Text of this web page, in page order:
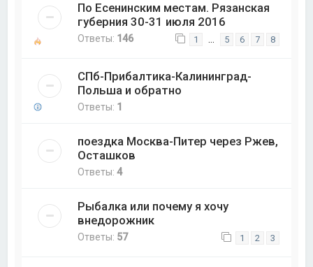
По Есенинским местам. Рязанская
губерния 30-31 июля 2016
Ответы: 146 1 … 5 6 7 8
СПб-Прибалтика-Калининград-
Польша и обратно
Ответы: 1
поездка Москва-Питер через Ржев,
Осташков
Ответы:4
Рыбалка или почему я хочу
внедорожник
Ответы: 57 1 2 3